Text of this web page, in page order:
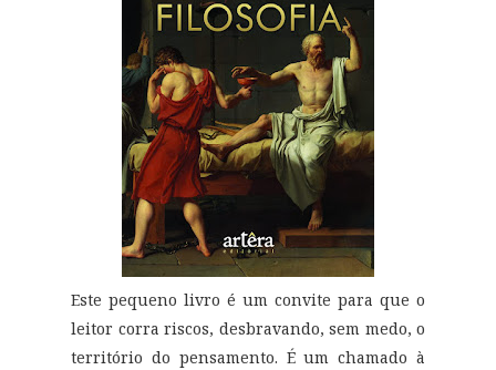
Este pequeno livro é um convite para que o
leitor corra riscos, desbravando, sem medo, o
território do pensamento. É um chamado à